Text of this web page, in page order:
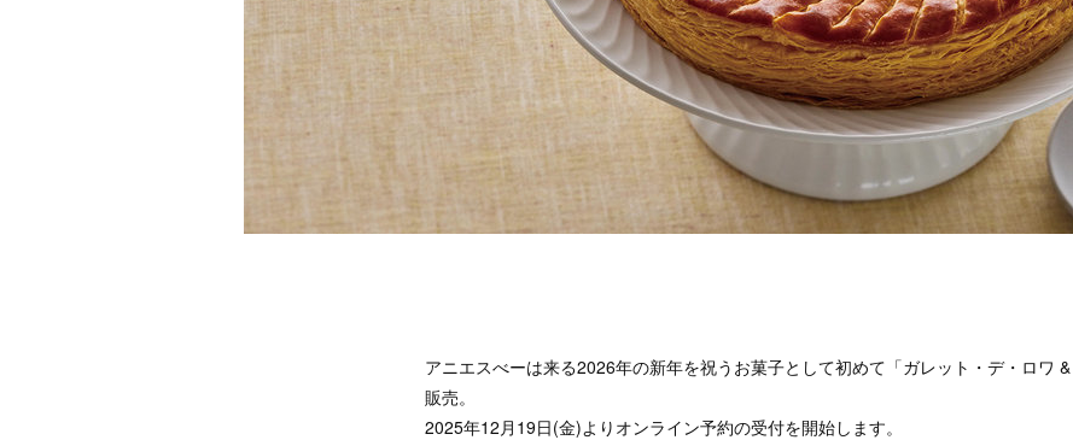
アニエスべーは来る2026年の新年を祝うお菓子として初めて「ガレット・デ・ロワ
販売。
2025年12月19日(金)よりオンライン予約の受付を開始します。